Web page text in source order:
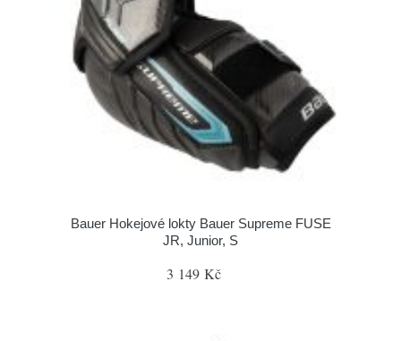
Bauer Hokejové lokty Bauer Supreme FUSE
JR, Junior, S
3 149 Kč